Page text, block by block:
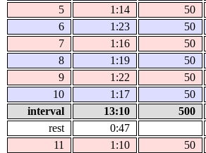
5
1:14 50
6
1:23 50
7
1:16 50
8
1:19 50
9
1:22 50
10
1:17 50
interval
13:10 500
rest
0:47
11
1:10 50